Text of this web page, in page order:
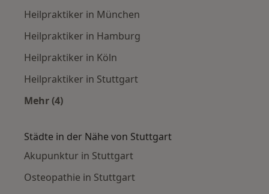
Heilpraktiker in München
Heilpraktiker in Hamburg
Heilpraktiker in Köln
Heilpraktiker in Stuttgart
Mehr (4)
Städte in der Nähe von Stuttgart
Akupunktur in Stuttgart
Osteopathie in Stuttgart